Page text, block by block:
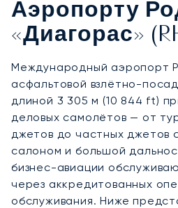
Аэропорту
«Диагорас»
Международный аэропорт
асфальтовой взлётно-
длиной 3 305 м (10 844 ft)
деловых самолётов — от
джетов до частных джетов
салоном и большой
бизнес-авиации
через аккредитованных
обслуживания. Ниже